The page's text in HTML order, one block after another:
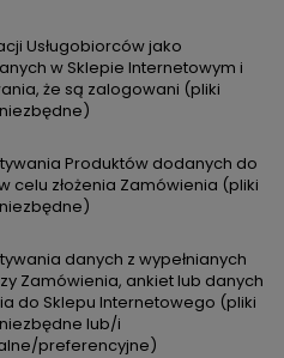
Usługobiorców jako
w Sklepie Internetowym i
że są zalogowani (pliki
Produktów dodanych do
celu złożenia Zamówienia (pliki
danych z wypełnianych
Zamówienia, ankiet lub danych
do Sklepu Internetowego (pliki
lub/i
preferencyjne)